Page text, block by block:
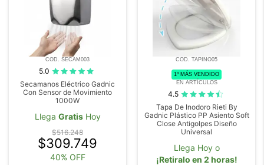
COD. SECAM003
5.0
Secamanos Eléctrico Gadnic
Con Sensor de Movimiento
1000W
Llega GratisHoy
$516.248
$309.749
40% OFF
COD. TAPINO05
1º MÁS VENDIDO
EN ARTÍCULOS
4.5
Tapa De Inodoro Rieti By
Gadnic Plástico PP Asiento Soft
Close Antigolpes Diseño
Universal
Llega Hoy o
¡Retiralo en 2 horas!